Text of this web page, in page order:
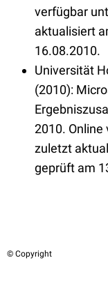
verfügbar
aktualisiert
16.08.2010.
Universität
(2010):
2010.
zuletzt
geprüft am
© Copyright